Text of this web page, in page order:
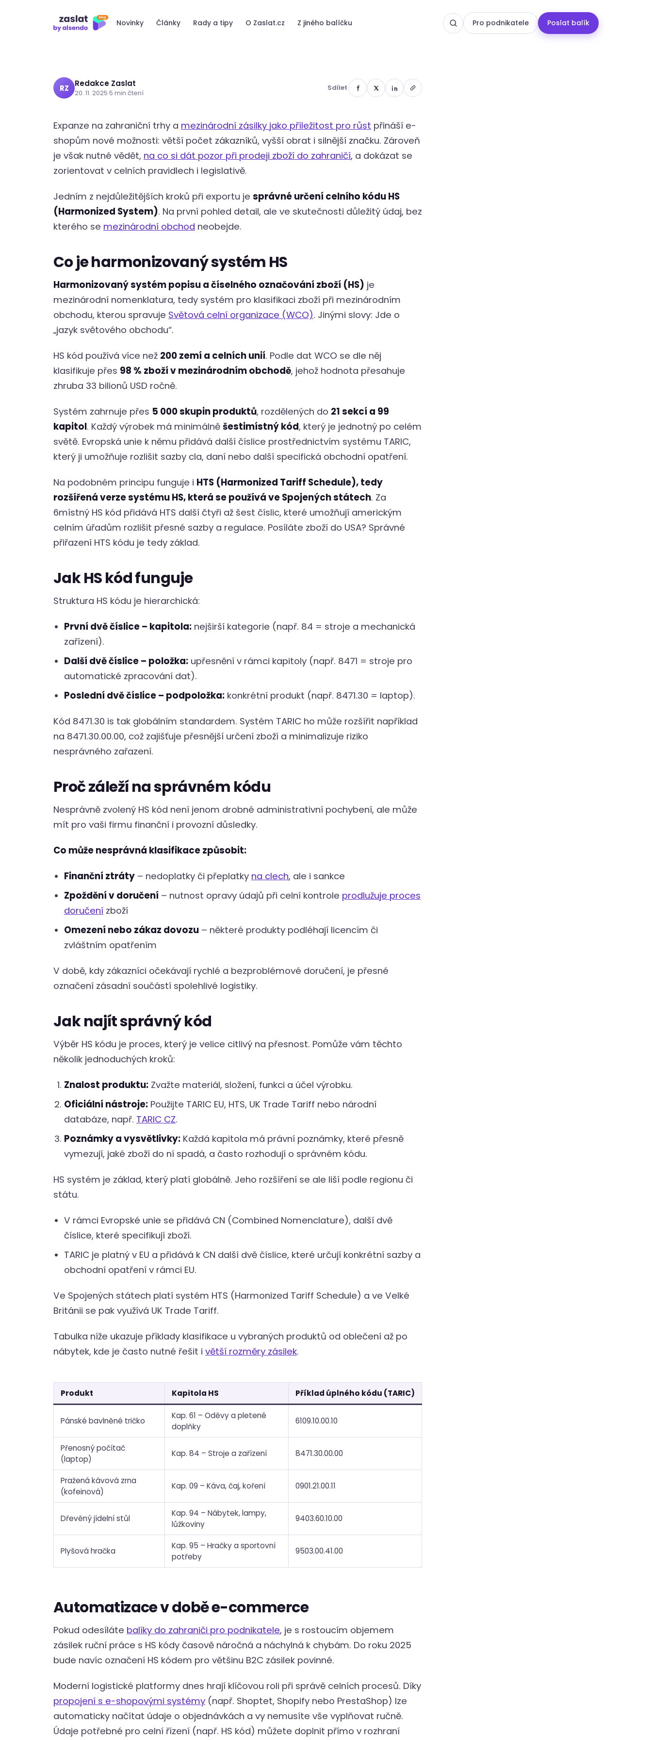
Novinky Články Rady a tipy O Zaslat.cz Z jiného balíčku Pro podnikatele Poslat balík
mezinárodní přepravu
RZ Redakce Zaslat
20. 11. 2025·5 min čtení
Sdílet
Expanze na zahraniční trhy a mezinárodní zásilky jako příležitost pro růst přináší e-
shopům nové možnosti: větší počet zákazníků, vyšší obrat i silnější značku. Zároveň
je však nutné vědět, na co si dát pozor při prodeji zboží do zahraničí, a dokázat se
zorientovat v celních pravidlech i legislativě.
Jedním z nejdůležitějších kroků při exportu je správné určení celního kódu HS
(Harmonized System). Na první pohled detail, ale ve skutečnosti důležitý údaj, bez
kterého se mezinárodní obchod neobejde.
Co je harmonizovaný systém HS
Harmonizovaný systém popisu a číselného označování zboží (HS) je
mezinárodní nomenklatura, tedy systém pro klasifikaci zboží při mezinárodním
obchodu, kterou spravuje Světová celní organizace (WCO). Jinými slovy: Jde o
„jazyk světového obchodu“.
HS kód používá více než 200 zemí a celních unií. Podle dat WCO se dle něj
klasifikuje přes 98 % zboží v mezinárodním obchodě, jehož hodnota přesahuje
zhruba 33 bilionů USD ročně.
Systém zahrnuje přes 5 000 skupin produktů, rozdělených do 21 sekcí a 99
kapitol. Každý výrobek má minimálně šestimístný kód, který je jednotný po celém
světě. Evropská unie k němu přidává další číslice prostřednictvím systému TARIC,
který ji umožňuje rozlišit sazby cla, daní nebo další specifická obchodní opatření.
Na podobném principu funguje i HTS (Harmonized Tariff Schedule), tedy
rozšířená verze systému HS, která se používá ve Spojených státech. Za
6místný HS kód přidává HTS další čtyři až šest číslic, které umožňují americkým
celním úřadům rozlišit přesné sazby a regulace. Posíláte zboží do USA? Správné
přiřazení HTS kódu je tedy základ.
Jak HS kód funguje
Struktura HS kódu je hierarchická:
První dvě číslice – kapitola: nejširší kategorie (např. 84 = stroje a mechanická
zařízení).
Další dvě číslice – položka: upřesnění v rámci kapitoly (např. 8471 = stroje pro
automatické zpracování dat).
Poslední dvě číslice – podpoložka: konkrétní produkt (např. 8471.30 = laptop).
Kód 8471.30 is tak globálním standardem. Systém TARIC ho může rozšířit například
na 8471.30.00.00, což zajišťuje přesnější určení zboží a minimalizuje riziko
nesprávného zařazení.
Proč záleží na správném kódu
Nesprávně zvolený HS kód není jenom drobné administrativní pochybení, ale může
mít pro vaši firmu finanční i provozní důsledky.
Co může nesprávná klasifikace způsobit:
Finanční ztráty – nedoplatky či přeplatky na clech, ale i sankce
Zpoždění v doručení – nutnost opravy údajů při celní kontrole prodlužuje proces
doručení zboží
Omezení nebo zákaz dovozu – některé produkty podléhají licencím či
zvláštním opatřením
V době, kdy zákazníci očekávají rychlé a bezproblémové doručení, je přesné
označení zásadní součástí spolehlivé logistiky.
Jak najít správný kód
Výběr HS kódu je proces, který je velice citlivý na přesnost. Pomůže vám těchto
několik jednoduchých kroků:
Znalost produktu: Zvažte materiál, složení, funkci a účel výrobku.
Oficiální nástroje: Použijte TARIC EU, HTS, UK Trade Tariff nebo národní
databáze, např. TARIC CZ.
Poznámky a vysvětlivky: Každá kapitola má právní poznámky, které přesně
vymezují, jaké zboží do ní spadá, a často rozhodují o správném kódu.
HS systém je základ, který platí globálně. Jeho rozšíření se ale liší podle regionu či
státu.
V rámci Evropské unie se přidává CN (Combined Nomenclature), další dvě
číslice, které specifikují zboží.
TARIC je platný v EU a přidává k CN další dvě číslice, které určují konkrétní sazby a
obchodní opatření v rámci EU.
Ve Spojených státech platí systém HTS (Harmonized Tariff Schedule) a ve Velké
Británii se pak využívá UK Trade Tariff.
Tabulka níže ukazuje příklady klasifikace u vybraných produktů od oblečení až po
nábytek, kde je často nutné řešit i větší rozměry zásilek.
Produkt Kapitola HS Příklad úplného kódu (TARIC)
Pánské bavlněné tričko
Kap. 61 – Oděvy a pletené
doplňky
6109.10.00.10
Přenosný počítač
(laptop)
Kap. 84 – Stroje a zařízení 8471.30.00.00
Pražená kávová zrna
(kofeinová)
Kap. 09 – Káva, čaj, koření 0901.21.00.11
Dřevěný jídelní stůl
Kap. 94 – Nábytek, lampy,
lůžkoviny
9403.60.10.00
Plyšová hračka
Kap. 95 – Hračky a sportovní
potřeby
9503.00.41.00
Automatizace v době e-commerce
Pokud odesíláte balíky do zahraniči pro podnikatele, je s rostoucím objemem
zásilek ruční práce s HS kódy časově náročná a náchylná k chybám. Do roku 2025
bude navíc označení HS kódem pro většinu B2C zásilek povinné.
Moderní logistické platformy dnes hrají klíčovou roli při správě celních procesů. Díky
propojení s e-shopovými systémy (např. Shoptet, Shopify nebo PrestaShop) lze
automaticky načítat údaje o objednávkách a vy nemusíte vše vyplňovat ručně.
Údaje potřebné pro celní řízení (např. HS kód) můžete doplnit přímo v rozhraní